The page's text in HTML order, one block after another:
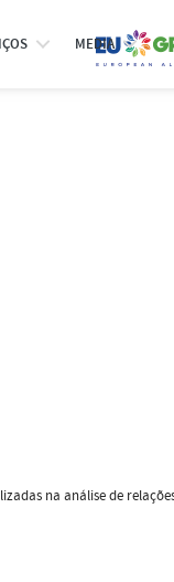
MEDIA
na análise de